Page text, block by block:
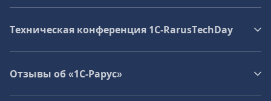
Техническая конференция 1C‑RarusTechDay
Отзывы об «1С-Рарус»